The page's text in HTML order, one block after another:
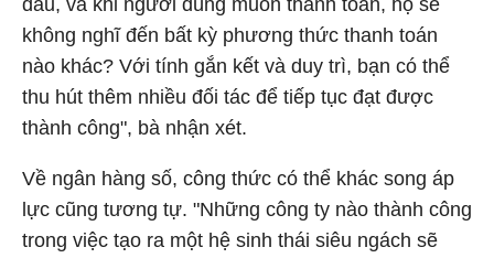
đầu, và khi người dùng muốn thanh toán, họ sẽ
không nghĩ đến bất kỳ phương thức thanh toán
nào khác? Với tính gắn kết và duy trì, bạn có thể
thu hút thêm nhiều đối tác để tiếp tục đạt được
thành công", bà nhận xét.
Về ngân hàng số, công thức có thể khác song áp
lực cũng tương tự. "Những công ty nào thành công
trong việc tạo ra một hệ sinh thái siêu ngách sẽ